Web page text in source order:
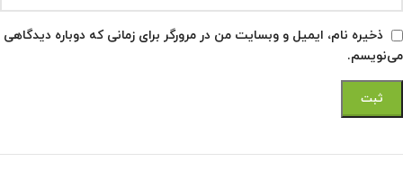
ذخیره نام، ایمیل و وبسایت من در مرورگر برای زمانی که دوباره دیدگاهی
می‌نویسم.